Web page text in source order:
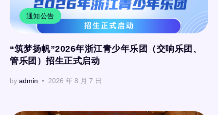
通知公告
“筑梦扬帆”2026年浙江青少年乐团（交响乐团、
管乐团）招生正式启动
by admin 2026 年 8 月 7 日